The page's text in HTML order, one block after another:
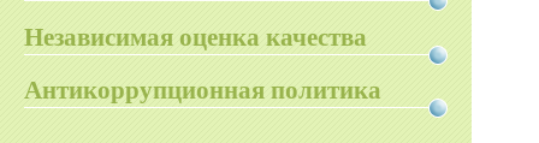
Независимая оценка качества
Антикоррупционная политика